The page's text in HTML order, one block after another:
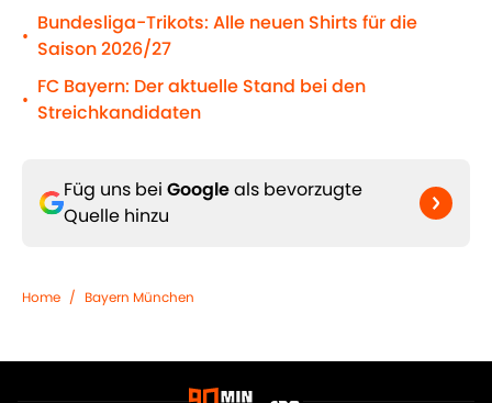
•
Bundesliga-Trikots: Alle neuen Shirts für die
Saison 2026/27
•
FC Bayern: Der aktuelle Stand bei den
Streichkandidaten
Füg uns bei Googleals bevorzugte
Quelle hinzu
Home / Bayern München